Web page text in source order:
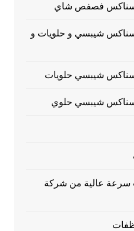
سناكس فصفص شاي
سناكس شيبسي و حلويات و
سناكس شيبسي حلويات
سناكس شيبسي حلوي
سرعة عالية من شركة